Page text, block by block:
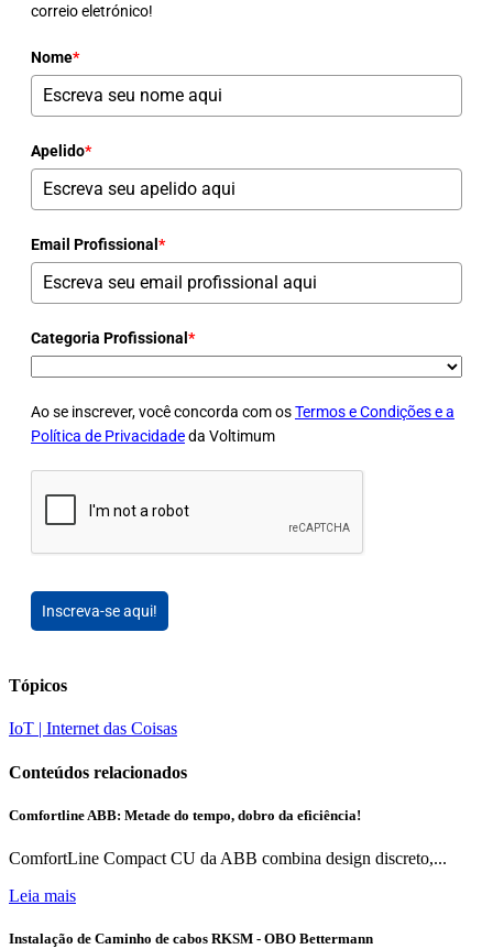
correio eletrónico!
Nome*
Apelido*
Email Profissional *
Categoria Profissional *
Ao se inscrever, você concorda com osTermos e Condições e a
Política de Privacidadeda Voltimum
Inscreva-se aqui!
Tópicos
IoT | Internet das Coisas
Conteúdos relacionados
Comfortline ABB: Metade do tempo, dobro da eficiência!
ComfortLine Compact CU da ABB combina design discreto,...
Leia mais
Instalação de Caminho de cabos RKSM - OBO Bettermann